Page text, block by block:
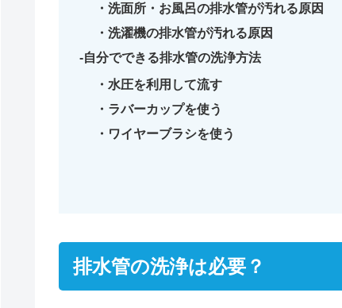
洗面所・お風呂の排水管が汚れる原因
洗濯機の排水管が汚れる原因
自分でできる排水管の洗浄方法
水圧を利用して流す
ラバーカップを使う
ワイヤーブラシを使う
排水管の洗浄は必要？